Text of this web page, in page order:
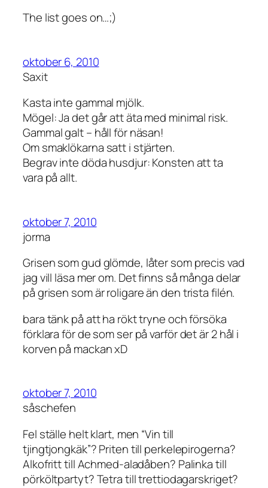
The list goes on…;)
oktober 6, 2010
Saxit
Kasta inte gammal mjölk.
Mögel: Ja det går att äta med minimal risk.
Gammal galt – håll för näsan!
Om smaklökarna satt i stjärten.
Begrav inte döda husdjur: Konsten att ta
vara på allt.
oktober 7, 2010
jorma
Grisen som gud glömde, låter som precis vad
jag vill läsa mer om. Det finns så många delar
på grisen som är roligare än den trista filén.
bara tänk på att ha rökt tryne och försöka
förklara för de som ser på varför det är 2 hål i
korven på mackan xD
oktober 7, 2010
såschefen
Fel ställe helt klart, men “Vin till
tjingtjongkäk”? Priten till perkelepirogerna?
Alkofritt till Achmed-aladåben? Palinka till
pörköltpartyt? Tetra till trettiodagarskriget?